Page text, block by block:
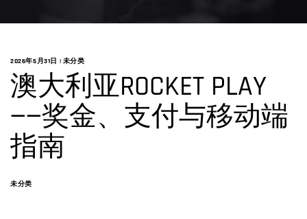
2026年5月31日 | 未分类
澳大利亚ROCKET PLAY
——奖金、支付与移动端
指南
未分类